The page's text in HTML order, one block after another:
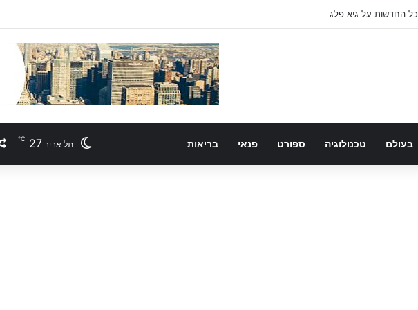
כל החדשות על גיא פלג
בעולם טכנולוגיה ספורט פנאי בריאות תל אביב 27
℃